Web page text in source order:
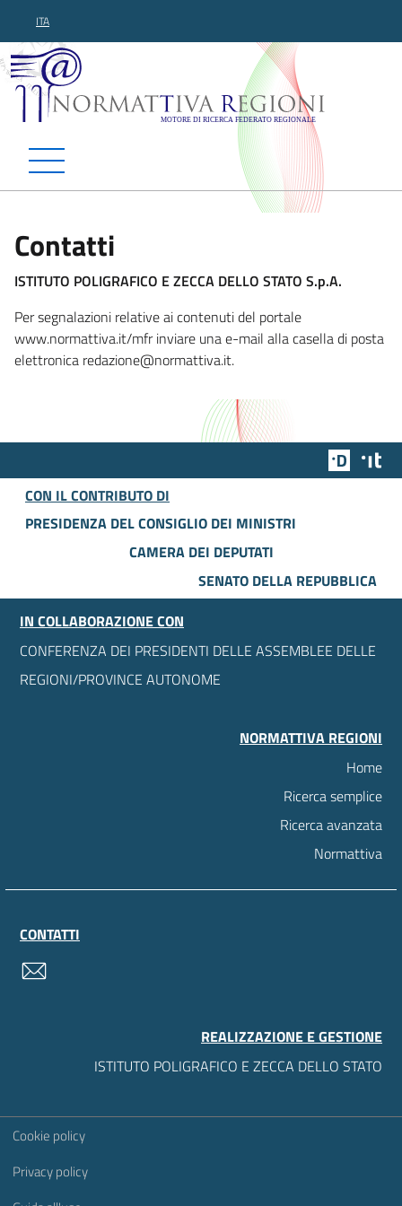
ITA
Normattiva Regioni -
Contatti
ISTITUTO POLIGRAFICO E ZECCA DELLO STATO S.p.A.
Per segnalazioni relative ai contenuti del portale
www.normattiva.it/mfr inviare una e-mail alla casella di posta
elettronica redazione@normattiva.it.
Team
CON IL CONTRIBUTO DI
PRESIDENZA DEL CONSIGLIO DEI MINISTRI
CAMERA DEI DEPUTATI
SENATO DELLA REPUBBLICA
IN COLLABORAZIONE CON
CONFERENZA DEI PRESIDENTI DELLE ASSEMBLEE DELLE
REGIONI/PROVINCE AUTONOME
NORMATTIVA REGIONI
Home
Ricerca semplice
Ricerca avanzata
Normattiva
CONTATTI
REALIZZAZIONE E GESTIONE
ISTITUTO POLIGRAFICO E ZECCA DELLO STATO
Sezione Link Utili
Cookie policy
Privacy policy